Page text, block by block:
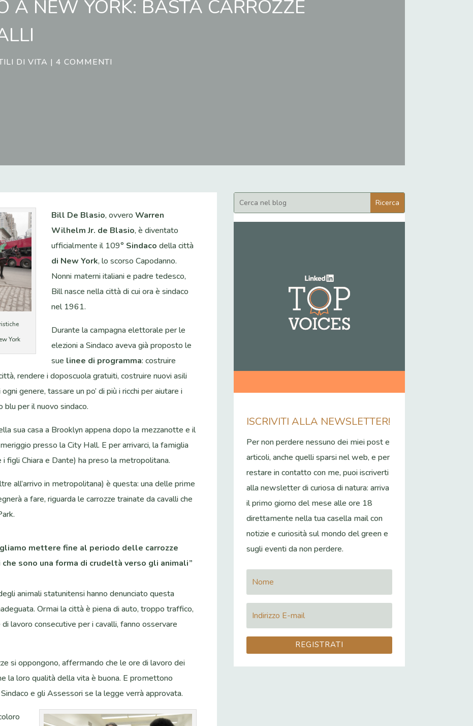
A NEW YORK: BASTA CARROZZE
DI VITA |4 COMMENTI
York
Bill De Blasio, ovveroWarren
Wilhelm Jr. de Blasio, è diventato
ufficialmente il 109° Sindaco della città
di New York, lo scorso Capodanno.
Nonni materni italiani e padre tedesco,
Bill nasce nella città di cui ora è sindaco
nel 1961.
Durante la campagna elettorale per le
elezioni a Sindaco aveva già proposto le
sue linee di programma: costruire
rendere i doposcuola gratuiti, costruire nuovi asili
genere, tassare un po’ di più i ricchi per aiutare i
per il nuovo sindaco.
sua casa a Brooklyn appena dopo la mezzanotte e il
presso la City Hall. E per arrivarci, la famiglia
figli Chiara e Dante) ha preso la metropolitana.
all’arrivo in metropolitana) è questa: una delle prime
a fare, riguarda le carrozze trainate da cavalli che
mettere fine al periodo delle carrozze
sono una forma di crudeltà verso gli animali”
animali statunitensi hanno denunciato questa
Ormai la città è piena di auto, troppo traffico,
lavoro consecutive per i cavalli, fanno osservare
si oppongono, affermando che le ore di lavoro dei
la loro qualità della vita è buona. E promettono
e gli Assessori se la legge verrà approvata.
ISCRIVITI ALLA NEWSLETTER!
Per non perdere nessuno dei miei post e
articoli, anche quelli sparsi nel web, e per
restare in contatto con me, puoi iscriverti
alla newsletter di curiosa di natura: arriva
il primo giorno del mese alle ore 18
direttamente nella tua casella mail con
notizie e curiosità sul mondo del green e
sugli eventi da non perdere.
REGISTRATI